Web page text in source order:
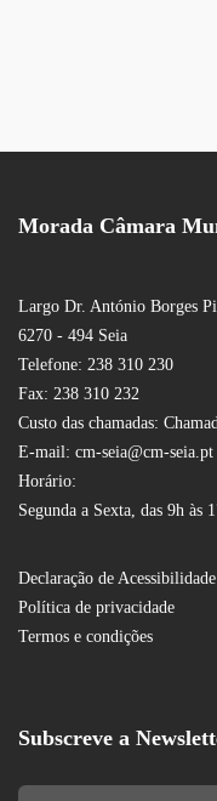
Morada Câmara
Largo Dr. António Borges
6270 - 494 Seia
Telefone: 238 310 230
Fax: 238 310 232
Custo das chamadas:
E-mail: cm-seia@cm-seia.pt
Horário:
Segunda a Sexta, das 9h às
Declaração de Acessibilidade
Política de privacidade
Termos e condições
Subscreve a